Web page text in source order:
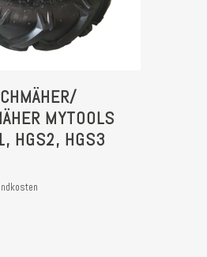
MYTOOLS
HGS2, HGS3